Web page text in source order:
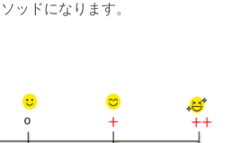
ッドになります。